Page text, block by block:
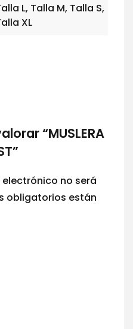
L, Talla M, Talla S,
XL
“MUSLERA
no será
obligatorios están